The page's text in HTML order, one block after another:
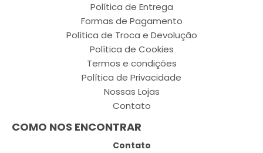
Política de Entrega
Formas de Pagamento
Política de Troca e Devolução
Política de Cookies
Termos e condições
Política de Privacidade
Nossas Lojas
Contato
COMO NOS ENCONTRAR
Contato